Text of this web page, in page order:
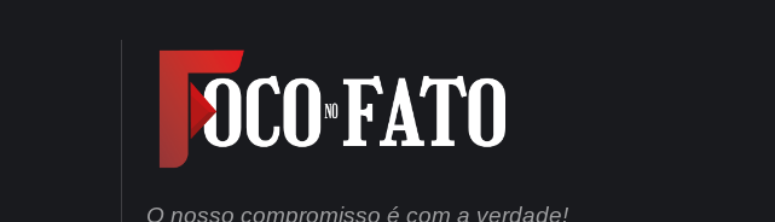
O nosso compromisso é com a verdade!